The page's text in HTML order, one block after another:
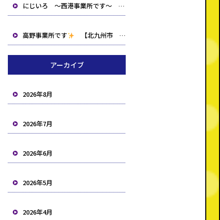
にじいろ ～西港事業所です～ 【北九州市 小倉北区 小倉南区 就労支援B型 生活介護 相談事業所】
高野事業所です 【北九州市 小倉北区 小倉南区 就労支援B型 生活介護 相談事業所】
アーカイブ
2026年8月
2026年7月
2026年6月
2026年5月
2026年4月